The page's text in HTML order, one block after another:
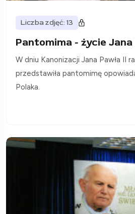
Liczba zdjęć: 13
Pantomima - życie Jana
W dniu Kanonizacji Jana Pawła II
przedstawiła pantomimę
Polaka.